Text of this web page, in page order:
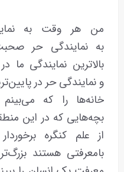
من هر وقت به
به نمایندگی حر
بالاترین نمایندگی ما
و نمایندگی حر در
خانه‌ها را که
بچه‌هایی که در این
از علم کنگره
بامعرفتی هستند